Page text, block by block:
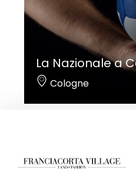
La Nazionale a
Cologne